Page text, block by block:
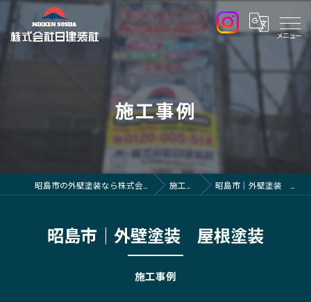
施工事例
施工事例 昭島市｜外壁塗装 屋根塗装
施工事例
昭島市｜外壁塗装 屋根塗装